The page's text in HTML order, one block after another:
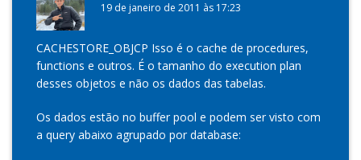
19 de janeiro de 2011 às 17:23
CACHESTORE_OBJCP Isso é o cache de procedures,
functions e outros. É o tamanho do execution plan
desses objetos e não os dados das tabelas.
Os dados estão no buffer pool e podem ser visto com
a query abaixo agrupado por database: